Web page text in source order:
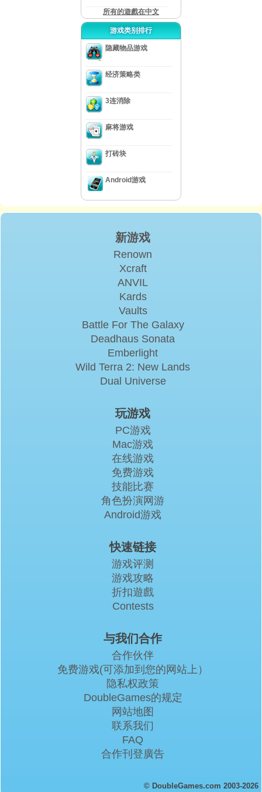
所有的遊戲在中文
游戏类别排行
隐藏物品游戏
经济策略类
3连消除
麻将游戏
打砖块
Android游戏
新游戏
Renown
Xcraft
ANVIL
Kards
Vaults
Battle For The Galaxy
Deadhaus Sonata
Emberlight
Wild Terra 2: New Lands
Dual Universe
玩游戏
PC游戏
Mac游戏
在线游戏
免费游戏
技能比赛
角色扮演网游
Android游戏
快速链接
游戏评测
游戏攻略
折扣遊戲
Contests
与我们合作
合作伙伴
免费游戏(可添加到您的网站上）
隐私权政策
DoubleGames的规定
网站地图
联系我们
FAQ
合作刊登廣告
© DoubleGames.com 2003-2026